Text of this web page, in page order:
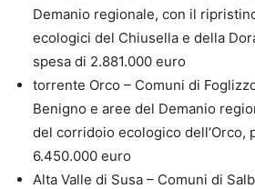
Demanio regionale, con il
ecologici del Chiusella e della
spesa di 2.881.000 euro
torrente Orco – Comuni di
Benigno e aree del Demanio
del corridoio ecologico dell’Orco,
6.450.000 euro
Alta Valle di Susa – Comuni di